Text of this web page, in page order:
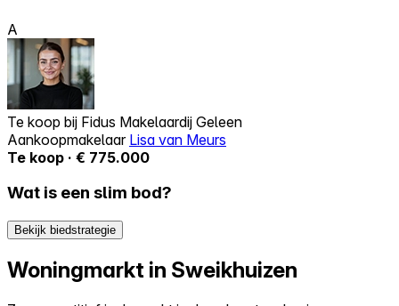
A
Te koop bij Fidus Makelaardij Geleen
Aankoopmakelaar Lisa van Meurs
Te koop · € 775.000
Wat is een slim bod?
Bekijk biedstrategie
Woningmarkt in Sweikhuizen